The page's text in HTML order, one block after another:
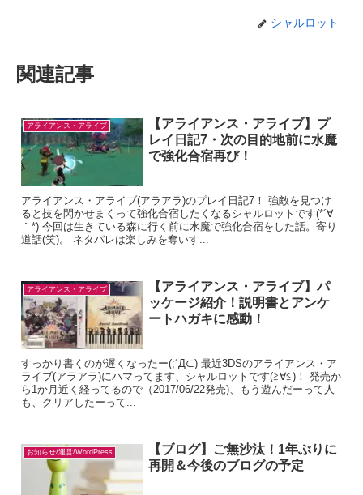
シャルロット
関連記事
アライアンス・アライブ
【アライアンス・アライブ】プ
レイ日記7・次の目的地前に水魔
で強化合宿再び！
アライアンス・アライブ(アラアラ)のプレイ日記7！ 強敵を見つけ
ると技を閃かせまくって強化合宿したくなるシャルロットです(*´∀
｀*) 今回は生きている森に行く前に水魔で強化合宿をした話。寄り
道話(笑)。 ネタバレは楽しみを奪いす...
アライアンス・アライブ
【アライアンス・アライブ】パ
ッケージ紹介！説明書とアンケ
ートハガキに感動！
すっかり書くのが遅くなったー(;´Д⊂) 最近3DSのアライアンス・ア
ライブ(アラアラ)にハマってます、シャルロットです(≧∀≦)！ 発売か
ら1か月近く経ってるので（2017/06/22発売)、もう遊んだーって人
も、クリアしたーって...
お知らせ/運営/WordPress
【ブログ】ご無沙汰！1年ぶりに
再開＆今後のブログの予定